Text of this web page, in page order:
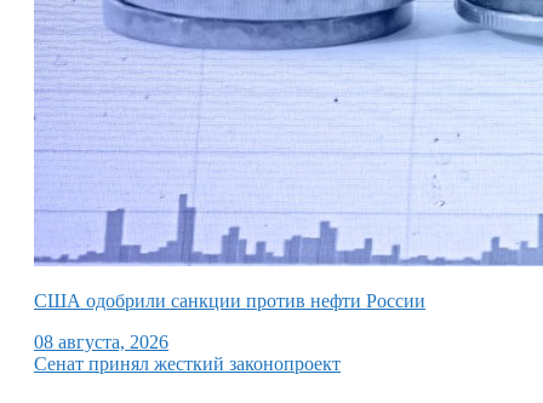
США одобрили санкции против нефти России
08 августа, 2026
Сенат принял жесткий законопроект